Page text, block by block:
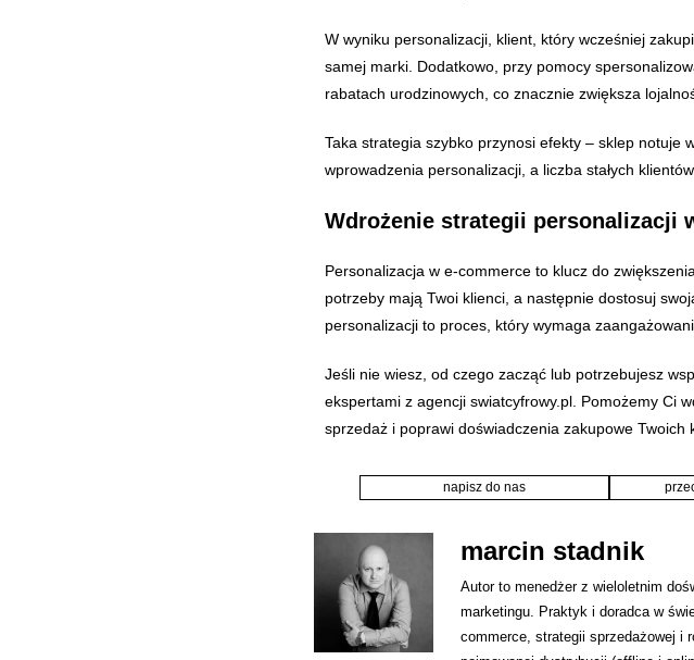
W wyniku personalizacji, klient, który wcześniej
samej marki. Dodatkowo, przy pomocy
rabatach urodzinowych, co znacznie zwiększa
Taka strategia szybko przynosi efekty – sklep notuje
wprowadzenia personalizacji, a liczba stałych
Wdrożenie strategii personalizacji
Personalizacja w e-commerce to klucz do
potrzeby mają Twoi klienci, a następnie dostosuj
personalizacji to proces, który wymaga
Jeśli nie wiesz, od czego zacząć lub potrzebujesz
ekspertami z agencji swiatcyfrowy.pl. Pomożemy Ci
sprzedaż i poprawi doświadczenia zakupowe Twoich
napisz do nas
marcin stadnik
Autor to menedżer z wieloletnim
marketingu. Praktyk i doradca w
commerce, strategii sprzedażowej i